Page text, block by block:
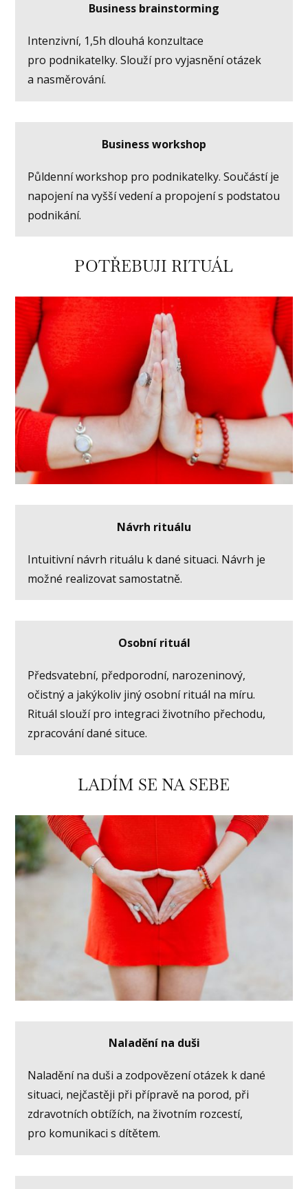
Business brainstorming
Intenzivní, 1,5h dlouhá konzultace
pro podnikatelky. Slouží pro vyjasnění otázek
a nasměrování.
Business workshop
Půldenní workshop pro podnikatelky. Součástí je
napojení na vyšší vedení a propojení s podstatou
podnikání.
POTŘEBUJI RITUÁL
Návrh rituálu
Intuitivní návrh rituálu k dané situaci. Návrh je
možné realizovat samostatně.
Osobní rituál
Předsvatební, předporodní, narozeninový,
očistný a jakýkoliv jiný osobní rituál na míru.
Rituál slouží pro integraci životního přechodu,
zpracování dané situce.
LADÍM SE NA SEBE
Naladění na duši
Naladění na duši a zodpovězení otázek k dané
situaci, nejčastěji při přípravě na porod, při
zdravotních obtížích, na životním rozcestí,
pro komunikaci s dítětem.